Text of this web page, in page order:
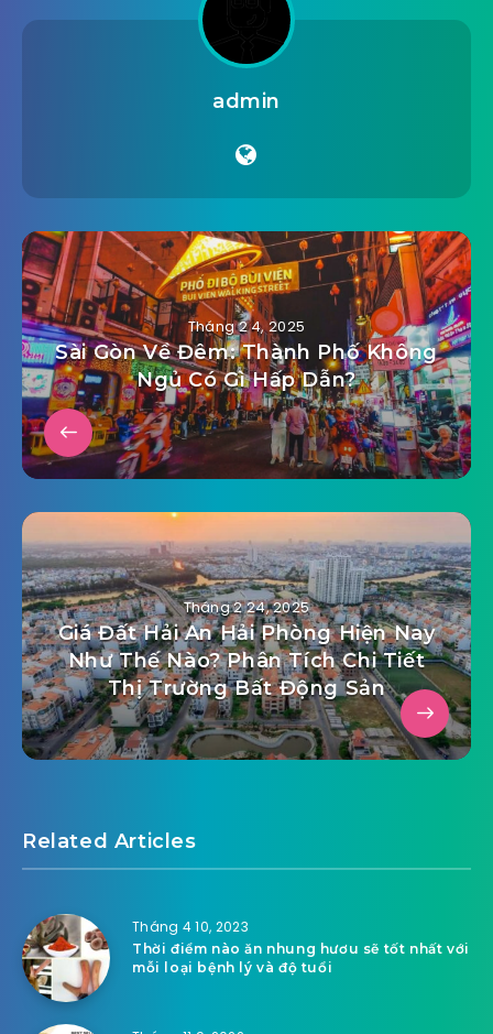
admin
Tháng 2 4, 2025
Sài Gòn Về Đêm: Thành Phố Không
Ngủ Có Gì Hấp Dẫn?
Tháng 2 24, 2025
Giá Đất Hải An Hải Phòng Hiện Nay
Như Thế Nào? Phân Tích Chi Tiết
Thị Trường Bất Động Sản
Related Articles
Tháng 4 10, 2023
Thời điểm nào ăn nhung hươu sẽ tốt nhất với
mỗi loại bệnh lý và độ tuổi